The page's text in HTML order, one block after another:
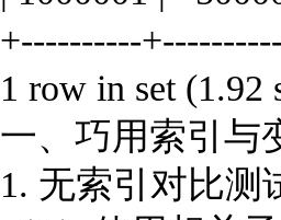
+----------
1 row in set (1.92
一、巧用索引与
1. 无索引对比测